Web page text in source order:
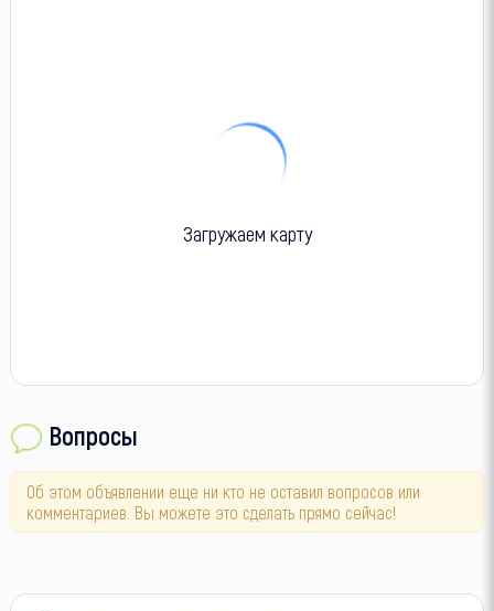
Загружаем карту
Вопросы
Об этом объявлении еще ни кто не оставил вопросов или
комментариев. Вы можете это сделать прямо сейчас!